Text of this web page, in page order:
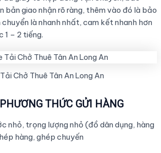
bản giao nhận rõ ràng, thêm vào đó là bảo
là nhanh nhất, cam kết nhanh hơn
1 – 2 tiếng.
Chở Thuê Tân An Long An
THỨC GỬI HÀNG
nhỏ, trọng lượng nhỏ (đồ dân dụng, hàng
hàng, ghép chuyến